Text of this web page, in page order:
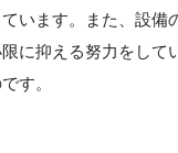
います。また、設備
に抑える努力をして
す。